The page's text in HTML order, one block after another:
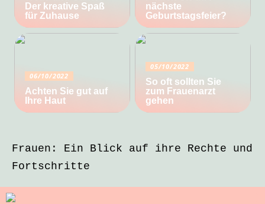
Der kreative Spaß
für Zuhause
nächste
Geburtstagsfeier?
06/10/2022
Achten Sie gut auf
Ihre Haut
05/10/2022
So oft sollten Sie
zum Frauenarzt
gehen
Frauen: Ein Blick auf ihre Rechte und
Fortschritte